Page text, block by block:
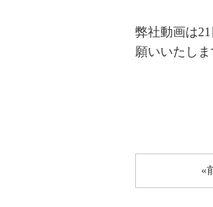
弊社動画は
願いいたしま
«